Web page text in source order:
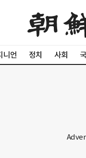
니언 정치 사회